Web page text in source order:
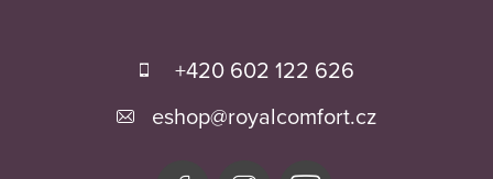
+420 602 122 626
eshop@royalcomfort.cz